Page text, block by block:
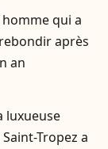
qui a
après
an
luxueuse
Tropez a